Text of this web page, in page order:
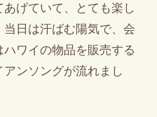
げていて、とても楽し
日は汗ばむ陽気で、会
ワイの物品を販売する
ンソングが流れまし